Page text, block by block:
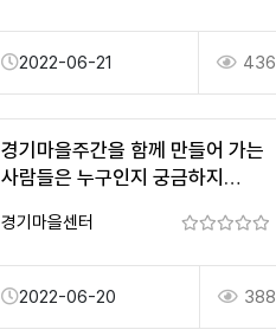
2022-06-21 436
경기마을주간을 함께 만들어 가는
사람들은 누구인지 궁금하지
#2022경기마을주간
경기마을센터
2022-06-20 388